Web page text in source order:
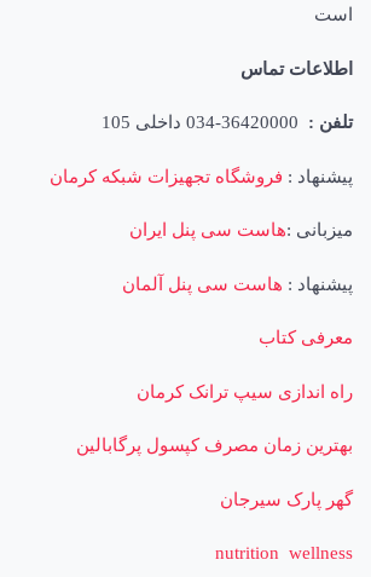
است
اطلاعات تماس
تلفن :
پیشنهاد : فروشگاه تجهیزات شبکه کرمان
میزبانی :هاست سی پنل ایران
پیشنهاد : هاست سی پنل آلمان
معرفی کتاب
راه اندازی سیپ ترانک کرمان
بهترین زمان مصرف کپسول پرگابالین
گهر پارک سیرجان
nutrition wellness